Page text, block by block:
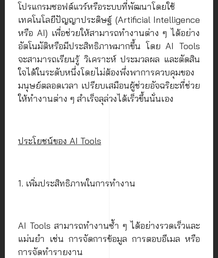
โปรแกรมซอฟต์แวร์หรือระบบที่พัฒนาโดยใช้
เทคโนโลยีปัญญาประดิษฐ์ (Artificial Intelligence
หรือ AI) เพื่อช่วยให้สามารถทำงานต่าง ๆ ได้อย่าง
อัตโนมัติหรือมีประสิทธิภาพมากขึ้น โดย AI Tools
จะสามารถเรียนรู้ วิเคราะห์ ประมวลผล และตัดสิน
ใจได้ในระดับหนึ่งโดยไม่ต้องพึ่งพาการควบคุมของ
มนุษย์ตลอดเวลา เปรียบเสมือนผู้ช่วยอัจฉริยะที่ช่วย
ให้ทำงานต่าง ๆ สำเร็จลุล่วงได้เร็วขึ้นนั่นเอง
ประโยชน์ของ AI Tools
1. เพิ่มประสิทธิภาพในการทำงาน
AI Tools สามารถทำงานซ้ำ ๆ ได้อย่างรวดเร็วและ
แม่นยำ เช่น การจัดการข้อมูล การตอบอีเมล หรือ
การจัดทำรายงาน